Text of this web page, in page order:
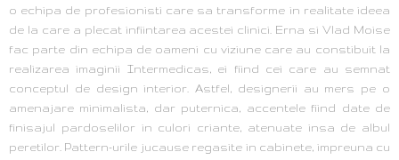
o echipa de profesionisti care sa transforme in realitate ideea
de la care a plecat infiintarea acestei clinici. Erna si Vlad Moise
fac parte din echipa de oameni cu viziune care au constibuit la
realizarea imaginii Intermedicas, ei fiind cei care au semnat
conceptul de design interior. Astfel, designerii au mers pe o
amenajare minimalista, dar puternica, accentele fiind date de
finisajul pardoselilor in culori criante, atenuate insa de albul
peretilor. Pattern-urile jucause regasite in cabinete, impreuna cu